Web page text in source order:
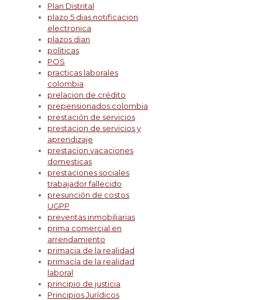
Plan Distrital
plazo 5 dias notificacion
electronica
plazos dian
politicas
POS
practicas laborales
colombia
prelacion de crédito
prepensionados colombia
prestación de servicios
prestacion de servicios y
aprendizaje
prestacion vacaciones
domesticas
prestaciones sociales
trabajador fallecido
presunción de costos
UGPP
preventas inmobiliarias
prima comercial en
arrendamiento
primacia de la realidad
primacía de la realidad
laboral
principio de justicia
Principios Jurídicos